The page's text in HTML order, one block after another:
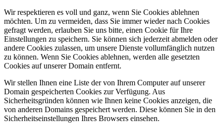
Wir respektieren es voll und ganz, wenn Sie Cookies ablehnen
möchten. Um zu vermeiden, dass Sie immer wieder nach Cookies
gefragt werden, erlauben Sie uns bitte, einen Cookie für Ihre
Einstellungen zu speichern. Sie können sich jederzeit abmelden oder
andere Cookies zulassen, um unsere Dienste vollumfänglich nutzen
zu können. Wenn Sie Cookies ablehnen, werden alle gesetzten
Cookies auf unserer Domain entfernt.
Wir stellen Ihnen eine Liste der von Ihrem Computer auf unserer
Domain gespeicherten Cookies zur Verfügung. Aus
Sicherheitsgründen können wie Ihnen keine Cookies anzeigen, die
von anderen Domains gespeichert werden. Diese können Sie in den
Sicherheitseinstellungen Ihres Browsers einsehen.